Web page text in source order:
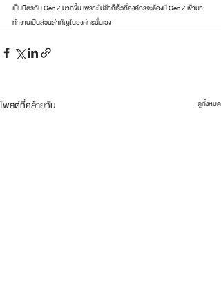
เป็นมิตรกับ Gen Z มากขึ้น เพราะไม่ช้าก็เร็วที่องค์กรจะต้องมี Gen Z เข้ามา
ทำงานเป็นส่วนสำคัญในองค์กรนั่นเอง
โพสต์ที่คล้ายกัน ดูทั้งหมด